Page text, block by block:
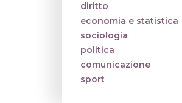
diritto
economia e statistica
sociologia
politica
comunicazione
sport